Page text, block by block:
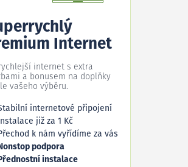
Internet
internet s extra
a bonusem na doplňky
vašeho výběru.
internetové připojení
Instalace již za 1 Kč
k nám vyřídíme za vás
podpora
Přednostní instalace